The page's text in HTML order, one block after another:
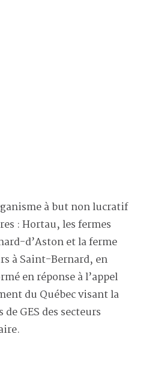
à but non lucratif
: Hortau, les fermes
d’Aston et la ferme
à Saint-Bernard, en
en réponse à l’appel
du Québec visant la
GES des secteurs